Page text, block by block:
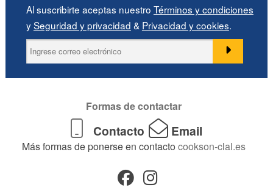
Al suscribirte aceptas nuestro Términos y condiciones
ySeguridad y privacidad & Privacidad y cookies.
Formas de contactar
Contacto Email
Más formas de ponerse en contacto cookson-clal.es